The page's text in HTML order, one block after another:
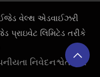
વેલ્થ એડવાઈઝરી
પ્રાઇવેટ લિમિટેડ તરીકે
નિવેદનશ્વેતસૂચિ